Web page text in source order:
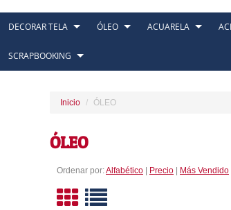
DECORAR TELA ÓLEO ACUARELA
SCRAPBOOKING
Inicio ÓLEO
ÓLEO
Ordenar por:Alfabético Precio Más Vendido